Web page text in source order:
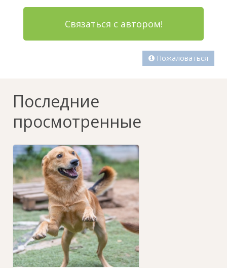
Связаться с автором!
Пожаловаться
Последние
просмотренные